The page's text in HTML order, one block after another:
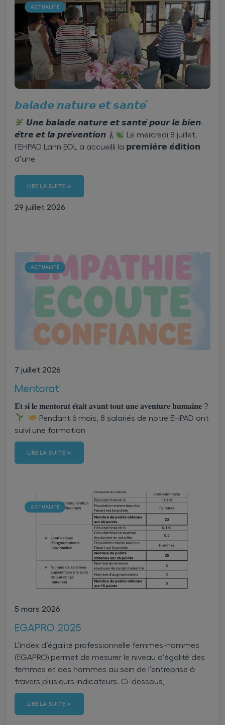
ACTUALITÉ
𝙗𝙖𝙡𝙖𝙙𝙚 𝙣𝙖𝙩𝙪𝙧𝙚 𝙚𝙩 𝙨𝙖𝙣𝙩𝙚́
𝙐𝙣𝙚 𝙗𝙖𝙡𝙖𝙙𝙚 𝙣𝙖𝙩𝙪𝙧𝙚 𝙚𝙩 𝙨𝙖𝙣𝙩𝙚́ 𝙥𝙤𝙪𝙧 𝙡𝙚 𝙗𝙞𝙚𝙣-
𝙚̂𝙩𝙧𝙚 𝙚𝙩 𝙡𝙖 𝙥𝙧𝙚́𝙫𝙚𝙣𝙩𝙞𝙤𝙣
Le mercredi 8 juillet,
l’EHPAD Lann EOL a accueilli la 𝗽𝗿𝗲𝗺𝗶𝗲̀𝗿𝗲 𝗲́𝗱𝗶𝘁𝗶𝗼𝗻
d’une
LIRE LA SUITE »
29 juillet 2026
ACTUALITÉ
Mentorat
𝐄𝐭 𝐬𝐢 𝐥𝐞 𝐦𝐞𝐧𝐭𝐨𝐫𝐚𝐭 𝐞́𝐭𝐚𝐢𝐭 𝐚𝐯𝐚𝐧𝐭 𝐭𝐨𝐮𝐭 𝐮𝐧𝐞 𝐚𝐯𝐞𝐧𝐭𝐮𝐫𝐞 𝐡𝐮𝐦𝐚𝐢𝐧𝐞 ?
Pendant 6 mois, 8 salariés de notre EHPAD ont
suivi une formation
LIRE LA SUITE »
7 juillet 2026
ACTUALITÉ
EGAPRO 2025
L’index d’égalité professionnelle femmes-hommes
(EGAPRO) permet de mesurer le niveau d’égalité des
femmes et des hommes au sein de l’entreprise à
travers plusieurs indicateurs. Ci-dessous,
LIRE LA SUITE »
5 mars 2026